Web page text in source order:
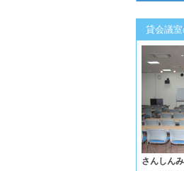
貸会議
さんしん